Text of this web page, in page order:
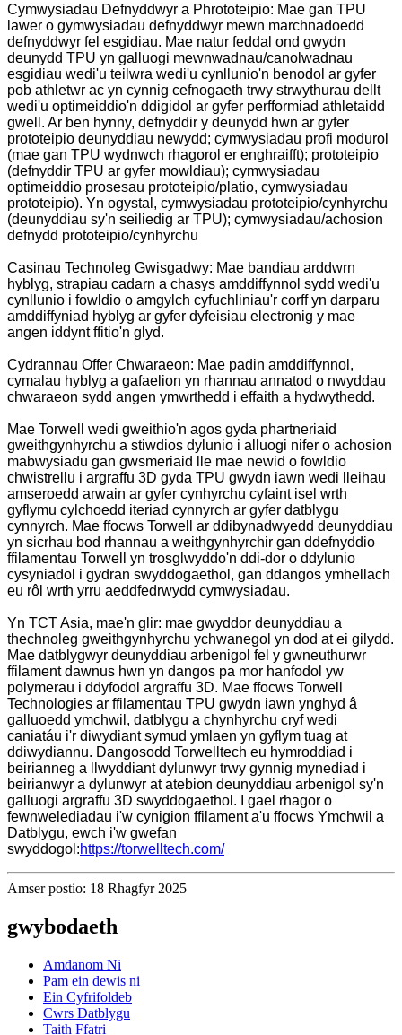
Cymwysiadau Defnyddwyr a Phrototeipio: Mae gan TPU
lawer o gymwysiadau defnyddwyr mewn marchnadoedd
defnyddwyr fel esgidiau. Mae natur feddal ond gwydn
deunydd TPU yn galluogi mewnwadnau/canolwadnau
esgidiau wedi'u teilwra wedi'u cynllunio'n benodol ar gyfer
pob athletwr ac yn cynnig cefnogaeth trwy strwythurau dellt
wedi'u optimeiddio'n ddigidol ar gyfer perfformiad athletaidd
gwell. Ar ben hynny, defnyddir y deunydd hwn ar gyfer
prototeipio deunyddiau newydd; cymwysiadau profi modurol
(mae gan TPU wydnwch rhagorol er enghraifft); prototeipio
(defnyddir TPU ar gyfer mowldiau); cymwysiadau
optimeiddio prosesau prototeipio/platio, cymwysiadau
prototeipio). Yn ogystal, cymwysiadau prototeipio/cynhyrchu
(deunyddiau sy'n seiliedig ar TPU); cymwysiadau/achosion
defnydd prototeipio/cynhyrchu
Casinau Technoleg Gwisgadwy: Mae bandiau arddwrn
hyblyg, strapiau cadarn a chasys amddiffynnol sydd wedi'u
cynllunio i fowldio o amgylch cyfuchliniau'r corff yn darparu
amddiffyniad hyblyg ar gyfer dyfeisiau electronig y mae
angen iddynt ffitio'n glyd.
Cydrannau Offer Chwaraeon: Mae padin amddiffynnol,
cymalau hyblyg a gafaelion yn rhannau annatod o nwyddau
chwaraeon sydd angen ymwrthedd i effaith a hydwythedd.
Mae Torwell wedi gweithio'n agos gyda phartneriaid
gweithgynhyrchu a stiwdios dylunio i alluogi nifer o achosion
mabwysiadu gan gwsmeriaid lle mae newid o fowldio
chwistrellu i argraffu 3D gyda TPU gwydn iawn wedi lleihau
amseroedd arwain ar gyfer cynhyrchu cyfaint isel wrth
gyflymu cylchoedd iteriad cynnyrch ar gyfer datblygu
cynnyrch. Mae ffocws Torwell ar ddibynadwyedd deunyddiau
yn sicrhau bod rhannau a weithgynhyrchir gan ddefnyddio
ffilamentau Torwell yn trosglwyddo'n ddi-dor o ddylunio
cysyniadol i gydran swyddogaethol, gan ddangos ymhellach
eu rôl wrth yrru aeddfedrwydd cymwysiadau.
Yn TCT Asia, mae'n glir: mae gwyddor deunyddiau a
thechnoleg gweithgynhyrchu ychwanegol yn dod at ei gilydd.
Mae datblygwyr deunyddiau arbenigol fel y gwneuthurwr
ffilament dawnus hwn yn dangos pa mor hanfodol yw
polymerau i ddyfodol argraffu 3D. Mae ffocws Torwell
Technologies ar ffilamentau TPU gwydn iawn ynghyd â
galluoedd ymchwil, datblygu a chynhyrchu cryf wedi
caniatáu i'r diwydiant symud ymlaen yn gyflym tuag at
ddiwydiannu. Dangosodd Torwelltech eu hymroddiad i
beirianneg a llwyddiant dylunwyr trwy gynnig mynediad i
beirianwyr a dylunwyr at atebion deunyddiau arbenigol sy'n
galluogi argraffu 3D swyddogaethol. I gael rhagor o
fewnwelediadau i'w cynigion ffilament a'u ffocws Ymchwil a
Datblygu, ewch i'w gwefan
swyddogol:https://torwelltech.com/
Amser postio: 18 Rhagfyr 2025
gwybodaeth
Amdanom Ni
Pam ein dewis ni
Ein Cyfrifoldeb
Cwrs Datblygu
Taith Ffatri